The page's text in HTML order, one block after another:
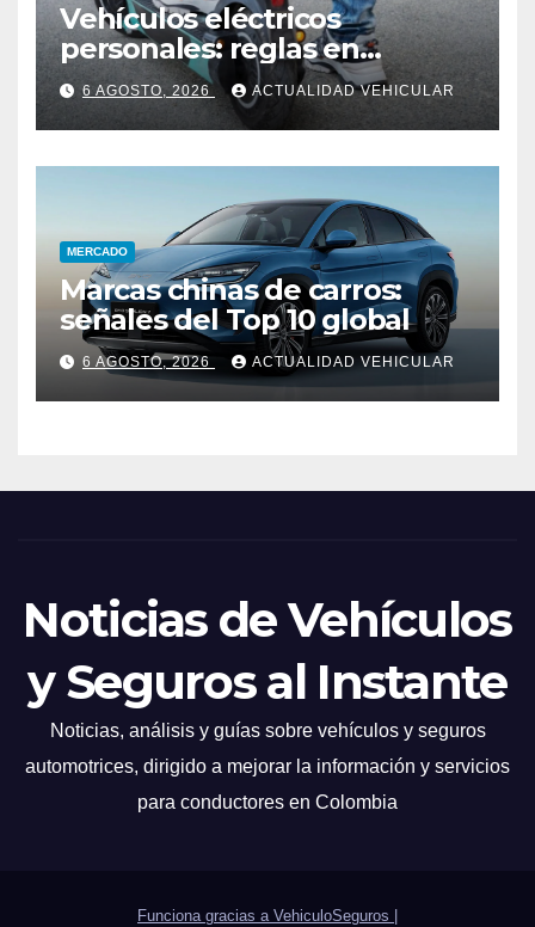
Vehículos eléctricos
personales: reglas en
Colombia
6 AGOSTO, 2026 ACTUALIDAD VEHICULAR
MERCADO
Marcas chinas de carros:
señales del Top 10 global
6 AGOSTO, 2026 ACTUALIDAD VEHICULAR
Noticias de Vehículos
y Seguros al Instante
Noticias, análisis y guías sobre vehículos y seguros
automotrices, dirigido a mejorar la información y servicios
para conductores en Colombia
Funciona gracias a VehiculoSeguros